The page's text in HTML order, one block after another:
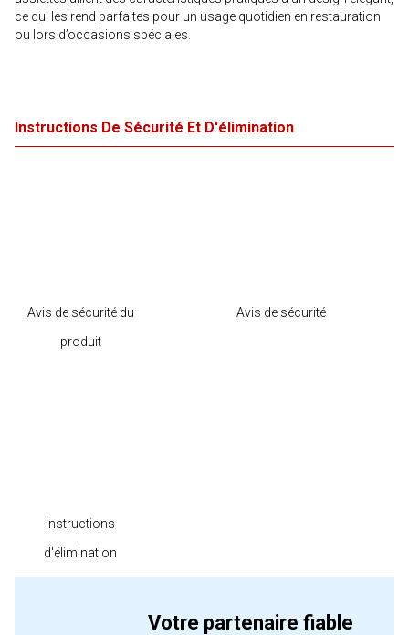
ce qui les rend parfaites pour un usage quotidien en restauration
ou lors d’occasions spéciales.
Instructions De Sécurité Et D'élimination
Avis de sécurité du
produit
Avis de sécurité
Instructions
d'élimination
Votre partenaire fiable